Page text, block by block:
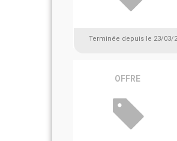
Terminée depuis le 23/03/
OFFRE